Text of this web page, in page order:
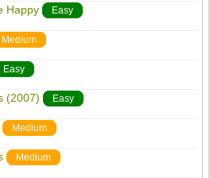
Happy Easy
Medium
Easy
(2007) Easy
Medium
Medium